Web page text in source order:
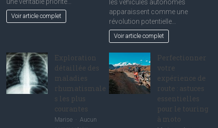
des
vies
Voir article complet
grand
les véhicules autonomes
apparaissent comme une
révolution potentielle…
Voir article complet
Exploration
détaillée des
maladies
rhumatismale
s les plus
courantes
Marise
Aucun
Perfectionner
votre
expérience de
route : astuces
essentielles
pour le touring
à moto